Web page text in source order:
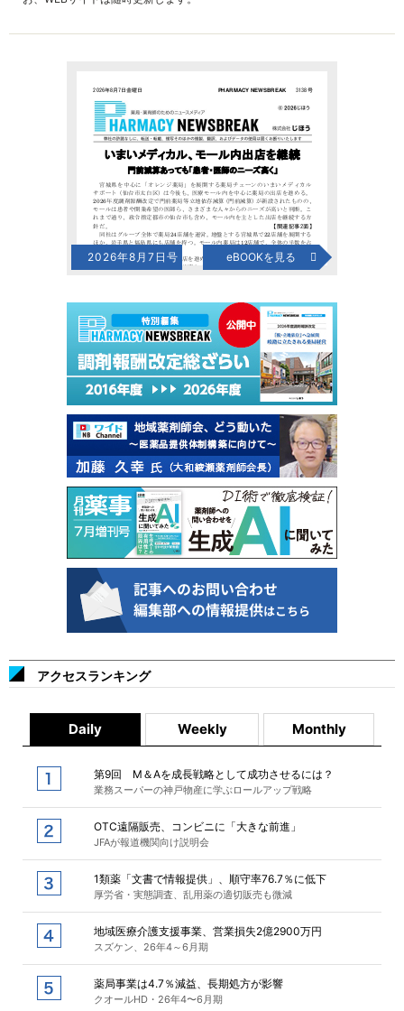
2026年8月7日号 eBOOKを見る
アクセスランキング
Daily Weekly Monthly
第9回 M＆Aを成長戦略として成功させるには？
業務スーパーの神戸物産に学ぶロールアップ戦略
OTC遠隔販売、コンビニに「大きな前進」
JFAが報道機関向け説明会
1類薬「文書で情報提供」、順守率76.7％に低下
厚労省・実態調査、乱用薬の適切販売も微減
地域医療介護支援事業、営業損失2億2900万円
スズケン、26年4～6月期
薬局事業は4.7％減益、長期処方が影響
クオールHD・26年4〜6月期